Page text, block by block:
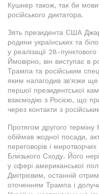
Кушнер також, так би
російського диктатора.
Зять президента США
родини українських та
у реалізації 28-
Ймовірно, він виступає в
Трампа та російським
яким налагодив зв'язки
першої президентської
взаємодію з Росією, що
через контакти з
Протягом другого
обіймав жодної посади,
переговорів і миротворчих
Близького Сходу. Його
у сфері американської
Дмітрієвим, останній
оточенням Трампа і